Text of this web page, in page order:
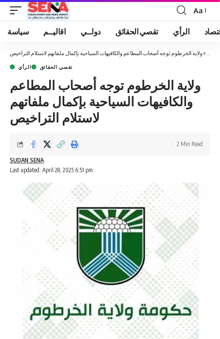
Font
Resizer
Aa
سياسة اقاليــم دولــي تقصي الحقائق الرأي
»ولاية الخرطوم توجه أصحاب المطاعم والكافيهات السياحية بإكمال ملفاتهم لاستلام التراخيص
الرأي تقصي الحقائق
ولاية الخرطوم توجه أصحاب المطاعم
والكافيهات السياحية بإكمال ملفاتهم
لاستلام التراخيص
Last updated: April 28, 2025 6:51 pm
SUDAN SENA
2 Min Read